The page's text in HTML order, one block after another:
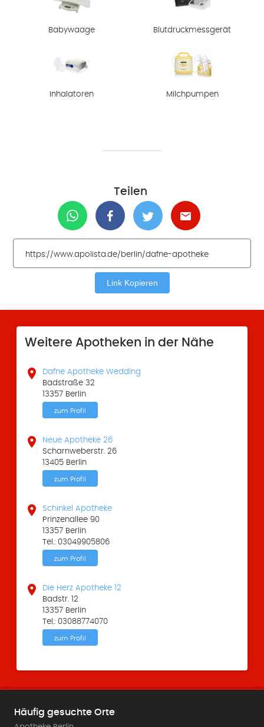
Babywaage Blutdruckmessgerät
Inhalatoren Milchpumpen
Teilen
Link Kopieren
Weitere Apotheken in der Nähe

Dafne Apotheke Wedding
Badstraße 32
13357 Berlin
zum Profil

Neue Apotheke 26
Scharnweberstr. 26
13405 Berlin
zum Profil

Schinkel Apotheke
Prinzenallee 90
13357 Berlin
Tel.: 03049905806
zum Profil

Die Herz Apotheke 12
Badstr. 12
13357 Berlin
Tel.: 03088774070
zum Profil
Häufig gesuchte Orte